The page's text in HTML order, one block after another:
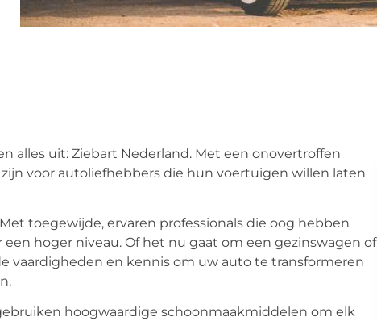
alles uit: Ziebart Nederland. Met een onovertroffen
voor autoliefhebbers die hun voertuigen willen laten
toegewijde, ervaren professionals die oog hebben
hoger niveau. Of het nu gaat om een gezinswagen of
vaardigheden en kennis om uw auto te transformeren
hoogwaardige schoonmaakmiddelen om elk